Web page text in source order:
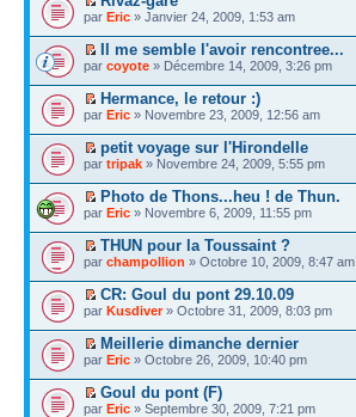
par Eric » Janvier 24, 2009, 1:53 am
Il me semble l'avoir rencontree...
par coyote » Décembre 14, 2009, 3:26 pm
Hermance, le retour :)
par Eric » Novembre 23, 2009, 12:56 am
petit voyage sur l'Hirondelle
par tripak » Novembre 24, 2009, 5:55 pm
Photo de Thons...heu ! de Thun.
par Eric » Novembre 6, 2009, 11:55 pm
THUN pour la Toussaint ?
par champollion » Octobre 10, 2009, 8:47 am
CR: Goul du pont 29.10.09
par Kusdiver» Octobre 31, 2009, 8:03 pm
Meillerie dimanche dernier
par Eric » Octobre 26, 2009, 10:40 pm
Goul du pont (F)
par Eric » Septembre 30, 2009, 7:21 pm